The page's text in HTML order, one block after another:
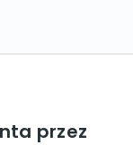
przez